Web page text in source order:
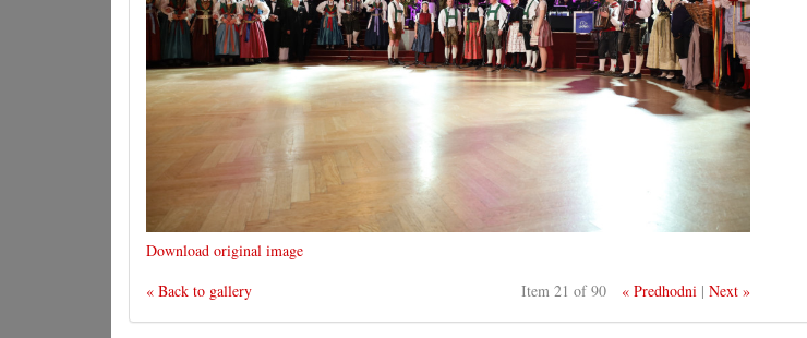
Download original image
« Back to gallery
Item 21 of 90 « Predhodni |Next »